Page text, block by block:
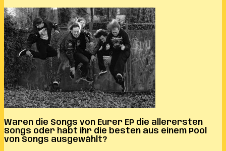
Waren die Songs von Eurer EP die allerersten
Songs oder habt ihr die besten aus einem Pool
von Songs ausgewählt?